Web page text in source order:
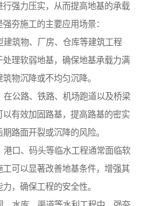
行强力压实，从而提高地基的承载
夯施工的主要应用场景：
建筑物、厂房、仓库等建筑工程
处理软弱地基，确保地基承载力满
物沉降或不均匀沉降。
在公路、铁路、机场跑道以及桥梁
以有效加固路基，提高路基的密实
路面开裂或沉降的风险。
港口、码头等临水工程通常面临软
工可以显著改善地基条件，增强其
，确保工程的安全性。